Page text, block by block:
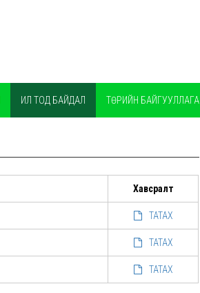
ИЛ ТОД БАЙДАЛ ТӨРИЙН БАЙГУУЛЛАГА
Хавсралт
ТАТАХ
ТАТАХ
ТАТАХ